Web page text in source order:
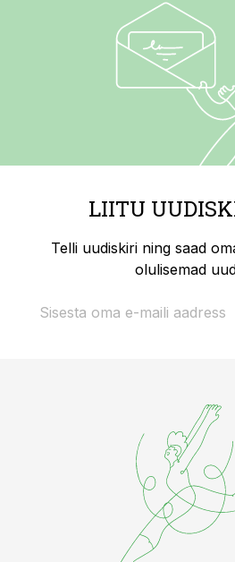
LIITU
Telli uudiskiri ning saad
olulisemad